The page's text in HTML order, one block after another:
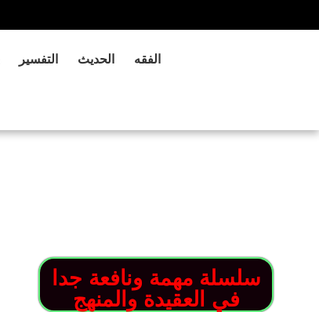
التفسير الحديث الفقه
سلسلة مهمة ونافعة جدا
في العقيدة والمنهج